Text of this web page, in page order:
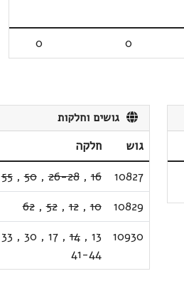
0
0
גושים וחלקות
גוש
חלקה
10827
16
,
26-28
,
50
,
55
10829
10
,
12
,
52
,
62
10930
13
,
14
,
17
,
30
,
33
41-44